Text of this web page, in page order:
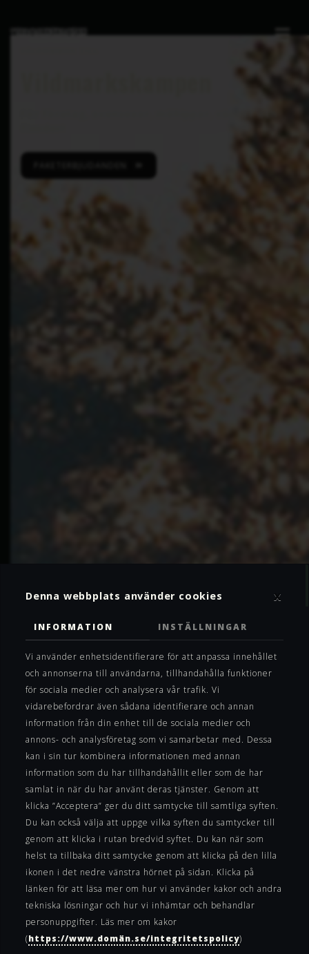
x
Denna webbplats använder cookies
INFORMATION INSTÄLLNINGAR
Vi använder enhetsidentifierare för att anpassa innehållet
och annonserna till användarna, tillhandahålla funktioner
för sociala medier och analysera vår trafik. Vi
vidarebefordrar även sådana identifierare och annan
information från din enhet till de sociala medier och
annons- och analysföretag som vi samarbetar med. Dessa
kan i sin tur kombinera informationen med annan
information som du har tillhandahållit eller som de har
samlat in när du har använt deras tjänster. Genom att
klicka ”Acceptera” ger du ditt samtycke till samtliga syften.
Du kan också välja att uppge vilka syften du samtycker till
genom att klicka i rutan bredvid syftet. Du kan när som
helst ta tillbaka ditt samtycke genom att klicka på den lilla
ikonen i det nedre vänstra hörnet på sidan. Klicka på
länken för att läsa mer om hur vi använder kakor och andra
tekniska lösningar och hur vi inhämtar och behandlar
personuppgifter. Läs mer om kakor
(https://www.domän.se/integritetspolicy)